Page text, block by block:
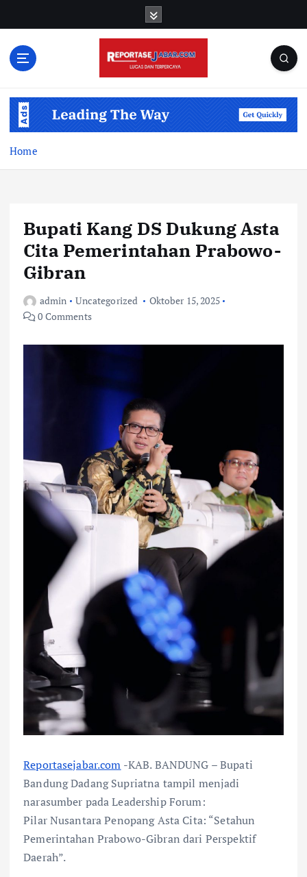
Home
Bupati Kang DS Dukung Asta
Cita Pemerintahan Prabowo-
Gibran
admin Uncategorized
Oktober 15, 2025
0 Comments
Reportasejabar.com -KAB. BANDUNG – Bupati
Bandung Dadang Supriatna tampil menjadi
narasumber pada Leadership Forum:
Pilar Nusantara Penopang Asta Cita: “Setahun
Pemerintahan Prabowo-Gibran dari Perspektif
Daerah”.